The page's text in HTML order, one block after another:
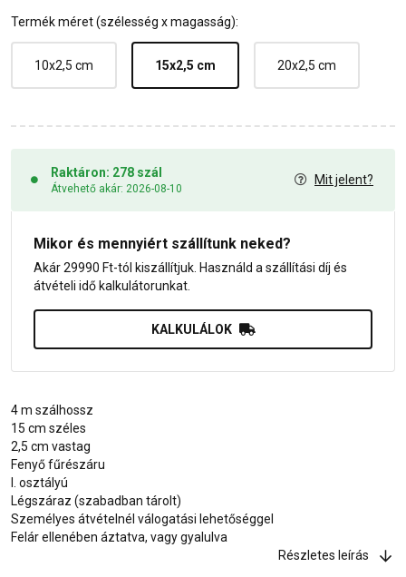
Termék méret (szélesség x magasság):
10x2,5 cm 15x2,5 cm 20x2,5 cm
Raktáron: 278 szál
Átvehető akár: 2026-08-10
Mit jelent?
Mikor és mennyiért szállítunk neked?
Akár 29990 Ft-tól kiszállítjuk. Használd a szállítási díj és
átvételi idő kalkulátorunkat.
KALKULÁLOK
4 m szálhossz
15 cm széles
2,5 cm vastag
Fenyő fűrészáru
I. osztályú
Légszáraz (szabadban tárolt)
Személyes átvételnél válogatási lehetőséggel
Felár ellenében áztatva, vagy gyalulva
Részletes leírás